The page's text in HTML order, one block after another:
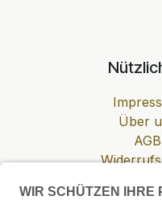
Über
AGB
Zahlung &